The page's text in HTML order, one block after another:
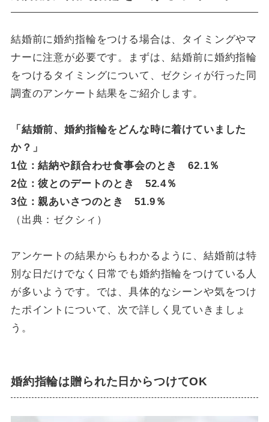
結婚前に婚約指輪をつける場合は、タイミングやマ
ナーに注意が必要です。まずは、結婚前に婚約指輪
をつけるタイミングについて、ゼクシィが行った同
調査のアンケート結果をご紹介します。
「結婚前、婚約指輪をどんな時に着けていました
か？」
1位：結納や顔合わせ食事会のとき 62.1％
2位：彼とのデートのとき 52.4％
3位：親あいさつのとき 51.9％
（出典：ゼクシィ）
アンケートの結果からもわかるように、結婚前は特
別な日だけでなく日常でも婚約指輪をつけている人
が多いようです。では、具体的なシーンや気をつけ
たポイントについて、次で詳しく見ていきましょ
う。
婚約指輪は贈られた日からつけてOK